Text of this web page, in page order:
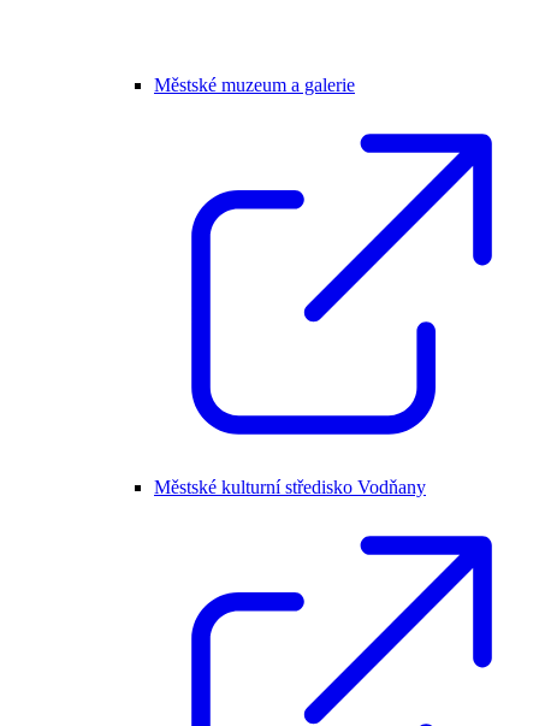
Městské muzeum a galerie
Městské kulturní středisko Vodňany